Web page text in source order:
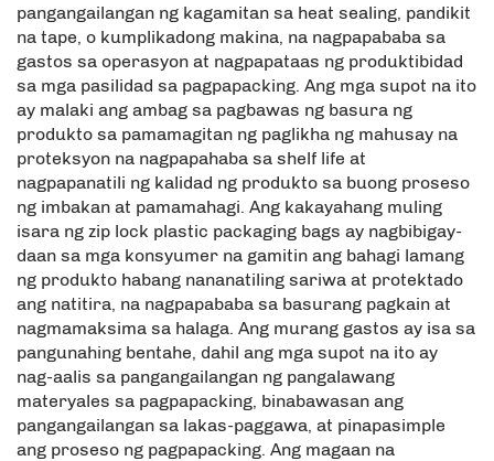
pangangailangan ng kagamitan sa heat sealing, pandikit
na tape, o kumplikadong makina, na nagpapababa sa
gastos sa operasyon at nagpapataas ng produktibidad
sa mga pasilidad sa pagpapacking. Ang mga supot na ito
ay malaki ang ambag sa pagbawas ng basura ng
produkto sa pamamagitan ng paglikha ng mahusay na
proteksyon na nagpapahaba sa shelf life at
nagpapanatili ng kalidad ng produkto sa buong proseso
ng imbakan at pamamahagi. Ang kakayahang muling
isara ng zip lock plastic packaging bags ay nagbibigay-
daan sa mga konsyumer na gamitin ang bahagi lamang
ng produkto habang nananatiling sariwa at protektado
ang natitira, na nagpapababa sa basurang pagkain at
nagmamaksima sa halaga. Ang murang gastos ay isa sa
pangunahing bentahe, dahil ang mga supot na ito ay
nag-aalis sa pangangailangan ng pangalawang
materyales sa pagpapacking, binabawasan ang
pangangailangan sa lakas-paggawa, at pinapasimple
ang proseso ng pagpapacking. Ang magaan na